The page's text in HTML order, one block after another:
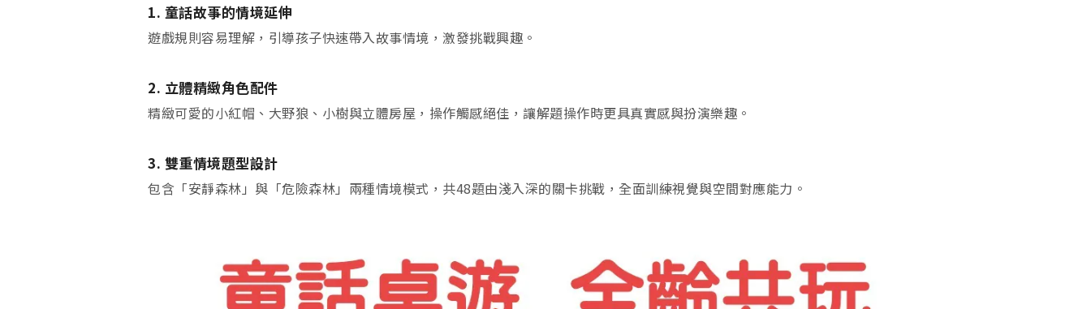
1. 童話故事的情境延伸
遊戲規則容易理解，引導孩子快速帶入故事情境，激發挑戰興趣。
2. 立體精緻角色配件
精緻可愛的小紅帽、大野狼、小樹與立體房屋，操作觸感絕佳，讓解題操作時更具真實感與扮演樂趣。
3. 雙重情境題型設計
包含「安靜森林」與「危險森林」兩種情境模式，共48題由淺入深的關卡挑戰，全面訓練視覺與空間對應能力。